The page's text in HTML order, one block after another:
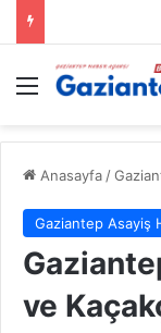
Menü
Anasayfa /
Gaziantep Asayiş
ve